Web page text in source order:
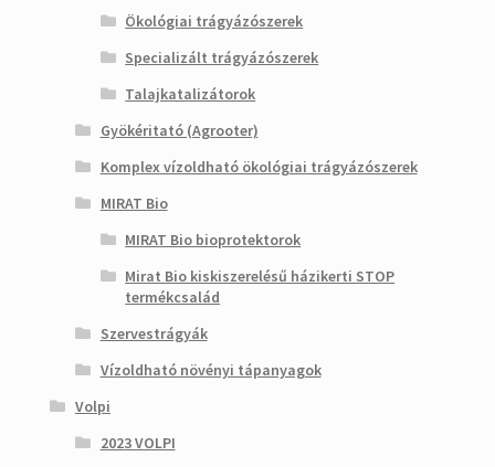
Ökológiai trágyázószerek
Specializált trágyázószerek
Talajkatalizátorok
Gyökéritató (Agrooter)
Komplex vízoldható ökológiai trágyázószerek
MIRAT Bio
MIRAT Bio bioprotektorok
Mirat Bio kiskiszerelésű házikerti STOP
termékcsalád
Szervestrágyák
Vízoldható növényi tápanyagok
Volpi
2023 VOLPI